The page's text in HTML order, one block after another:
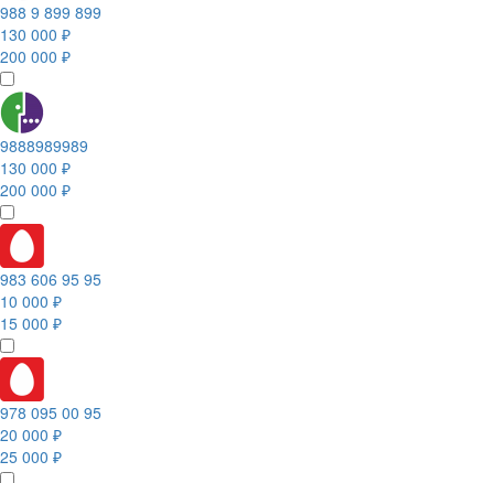
988 9 899 899
130 000 ₽
200 000 ₽
9888989989
130 000 ₽
200 000 ₽
983 606 95 95
10 000 ₽
15 000 ₽
978 095 00 95
20 000 ₽
25 000 ₽